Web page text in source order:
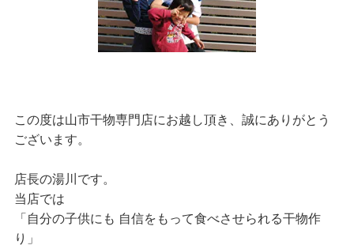
この度は山市干物専門店にお越し頂き、誠にありがとう
ございます。
店長の湯川です。
当店では
「自分の子供にも 自信をもって食べさせられる干物作
り」